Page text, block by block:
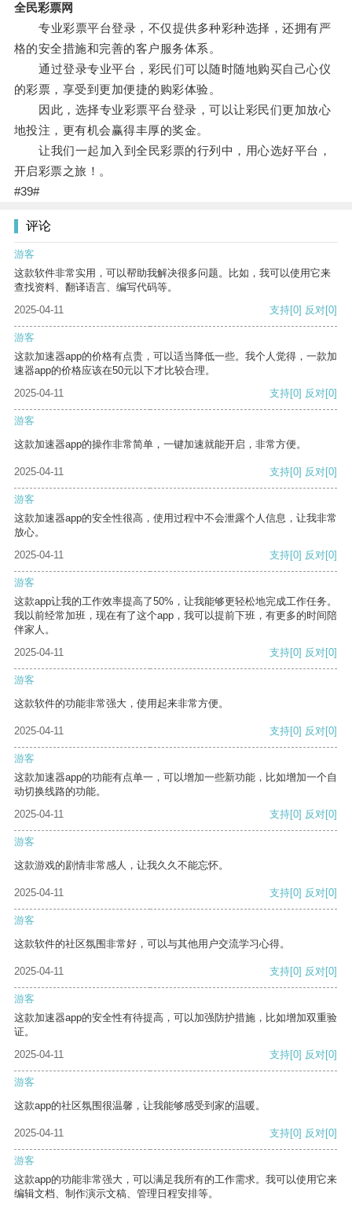
全民彩票网
专业彩票平台登录，不仅提供多种彩种选择，还拥有严
格的安全措施和完善的客户服务体系。
通过登录专业平台，彩民们可以随时随地购买自己心仪
的彩票，享受到更加便捷的购彩体验。
因此，选择专业彩票平台登录，可以让彩民们更加放心
地投注，更有机会赢得丰厚的奖金。
让我们一起加入到全民彩票的行列中，用心选好平台，
开启彩票之旅！。
#39#
评论
游客
这款软件非常实用，可以帮助我解决很多问题。比如，我可以使用它来
查找资料、翻译语言、编写代码等。
2025-04-11
支持[0] 反对[0]
游客
这款加速器app的价格有点贵，可以适当降低一些。我个人觉得，一款加
速器app的价格应该在50元以下才比较合理。
2025-04-11
支持[0] 反对[0]
游客
这款加速器app的操作非常简单，一键加速就能开启，非常方便。
2025-04-11 支持[0] 反对[0]
游客
这款加速器app的安全性很高，使用过程中不会泄露个人信息，让我非常
放心。
2025-04-11
支持[0] 反对[0]
游客
这款app让我的工作效率提高了50%，让我能够更轻松地完成工作任务。
我以前经常加班，现在有了这个app，我可以提前下班，有更多的时间陪
伴家人。
2025-04-11
支持[0] 反对[0]
游客
这款软件的功能非常强大，使用起来非常方便。
2025-04-11 支持[0] 反对[0]
游客
这款加速器app的功能有点单一，可以增加一些新功能，比如增加一个自
动切换线路的功能。
2025-04-11
支持[0] 反对[0]
游客
这款游戏的剧情非常感人，让我久久不能忘怀。
2025-04-11 支持[0] 反对[0]
游客
这款软件的社区氛围非常好，可以与其他用户交流学习心得。
2025-04-11 支持[0] 反对[0]
游客
这款加速器app的安全性有待提高，可以加强防护措施，比如增加双重验
证。
2025-04-11
支持[0] 反对[0]
游客
这款app的社区氛围很温馨，让我能够感受到家的温暖。
2025-04-11 支持[0] 反对[0]
游客
这款app的功能非常强大，可以满足我所有的工作需求。我可以使用它来
编辑文档、制作演示文稿、管理日程安排等。